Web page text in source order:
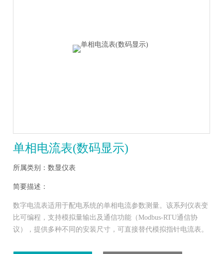
单相电流表(数码显示)
所属类别：数显仪表
简要描述：
数字电流表适用于配电系统的单相电流参数测量。该系列仪表变
比可编程，支持模拟量输出及通信功能（Modbus-RTU通信协
议），提供多种不同的安装尺寸，可直接替代模拟指针电流表。